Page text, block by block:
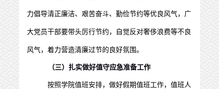
力倡导清正廉洁、艰苦奋斗、勤俭节约等优良风气，广
大党员干部要带头厉行节约，自觉反对奢侈浪费等不良
风气，着力营造清廉过节的良好氛围 。
（三）扎实做好值守应急准备工作
按照学院值班安排，做好假期值班工作，值班人